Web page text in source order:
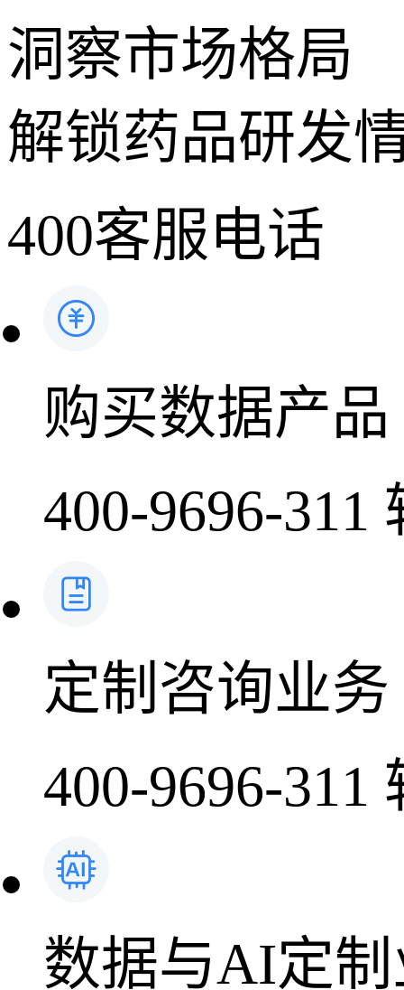
洞察市场格局
解锁药品研发
400客服电话
购买数据产品
400-9696-311
定制咨询业务
400-9696-311
数据与AI定